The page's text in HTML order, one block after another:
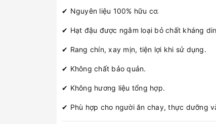
✔ Nguyên liệu 100% hữu cơ.
✔ Hạt đậu được ngâm loại bỏ chất kháng
✔ Rang chín, xay mịn, tiện lợi khi sử dụng.
✔ Không chất bảo quản.
✔ Không hương liệu tổng hợp.
✔ Phù hợp cho người ăn chay, thực dưỡng